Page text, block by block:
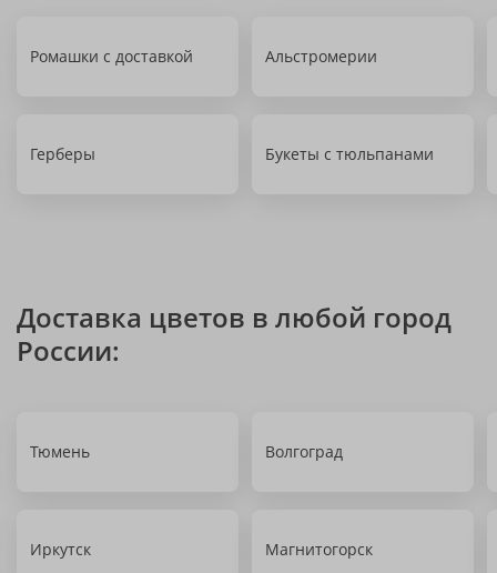
Ромашки с доставкой Альстромерии
Герберы Букеты с тюльпанами
Доставка цветов в любой город
России:
Тюмень Волгоград
Иркутск Магнитогорск